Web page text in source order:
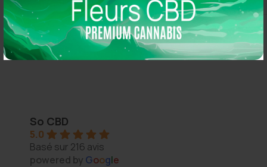
So CBD
5.0
Basé sur 216 avis
powered by Google
Magasin au top, bonne variété et vendeur généreux
N'hésitez pas à y aller vous y trouverez de qualité